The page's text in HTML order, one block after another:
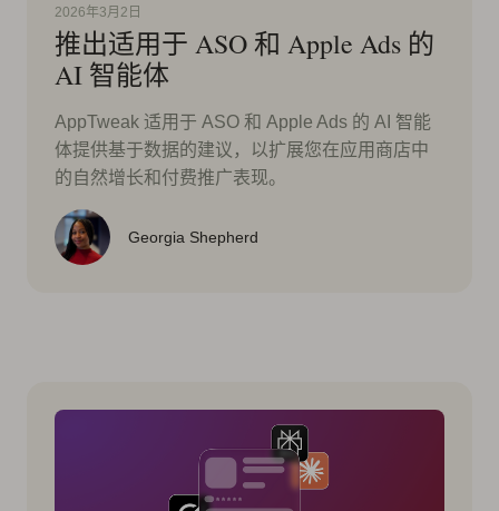
2026年3月2日
推出适用于 ASO 和 Apple Ads 的
AI 智能体
AppTweak 适用于 ASO 和 Apple Ads 的 AI 智能
体提供基于数据的建议，以扩展您在应用商店中
的自然增长和付费推广表现。
Georgia Shepherd